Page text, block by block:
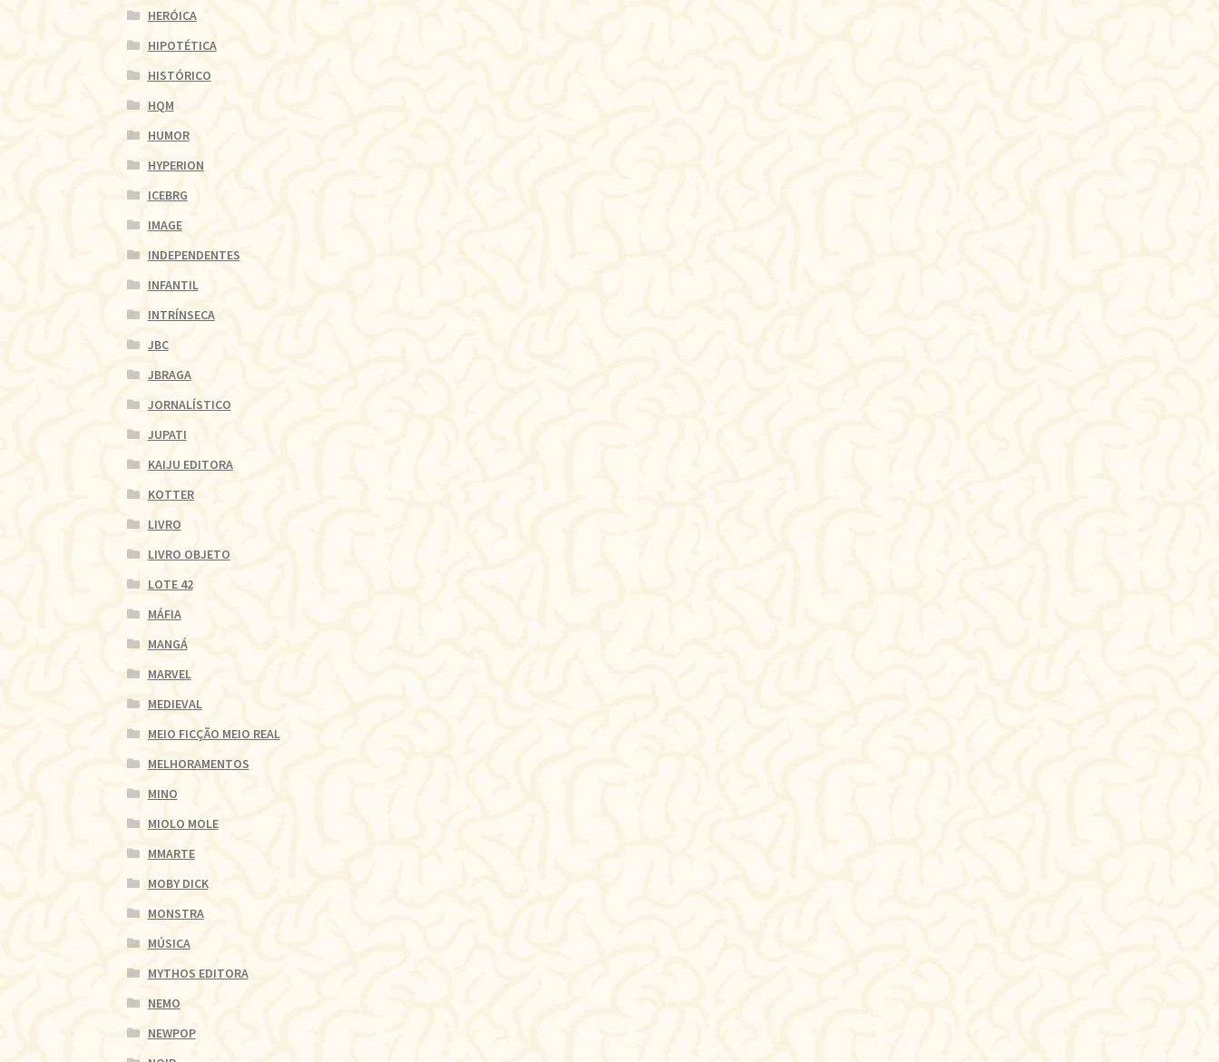
HERÓICA
HIPOTÉTICA
HISTÓRICO
HQM
HUMOR
HYPERION
ICEBRG
IMAGE
INDEPENDENTES
INFANTIL
INTRÍNSECA
JBC
JBRAGA
JORNALÍSTICO
JUPATI
KAIJU EDITORA
KOTTER
LIVRO
LIVRO OBJETO
LOTE 42
MÁFIA
MANGÁ
MARVEL
MEDIEVAL
MEIO FICÇÃO MEIO REAL
MELHORAMENTOS
MINO
MIOLO MOLE
MMARTE
MOBY DICK
MONSTRA
MÚSICA
MYTHOS EDITORA
NEMO
NEWPOP